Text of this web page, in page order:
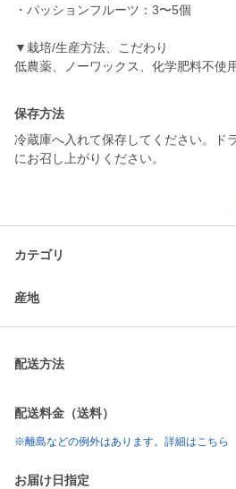
・パッションフルーツ：3〜5個
▼栽培/生産方法、こだわり
保存方法
冷蔵庫へ入れて保存してください。ド
にお召し上がりください。
カテゴリ
産地
配送方法
配送料金（送料）
※離島などの例外はあります。詳細はこちら
お届け日指定